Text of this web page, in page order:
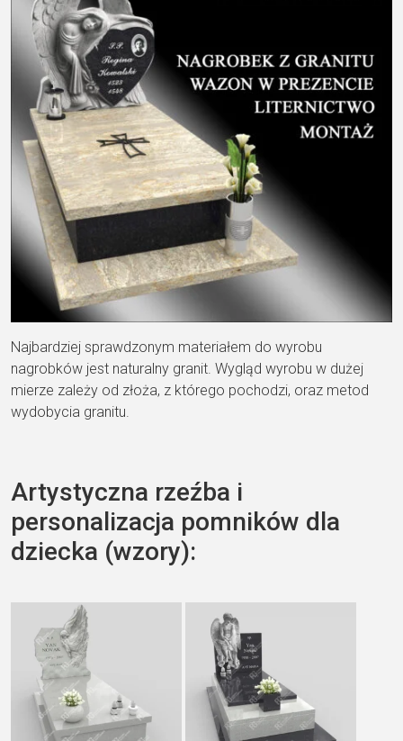
Najbardziej sprawdzonym materiałem do wyrobu
nagrobków jest naturalny granit. Wygląd wyrobu w dużej
mierze zależy od złoża, z którego pochodzi, oraz metod
wydobycia granitu.
Artystyczna rzeźba i
personalizacja pomników dla
dziecka (wzory):